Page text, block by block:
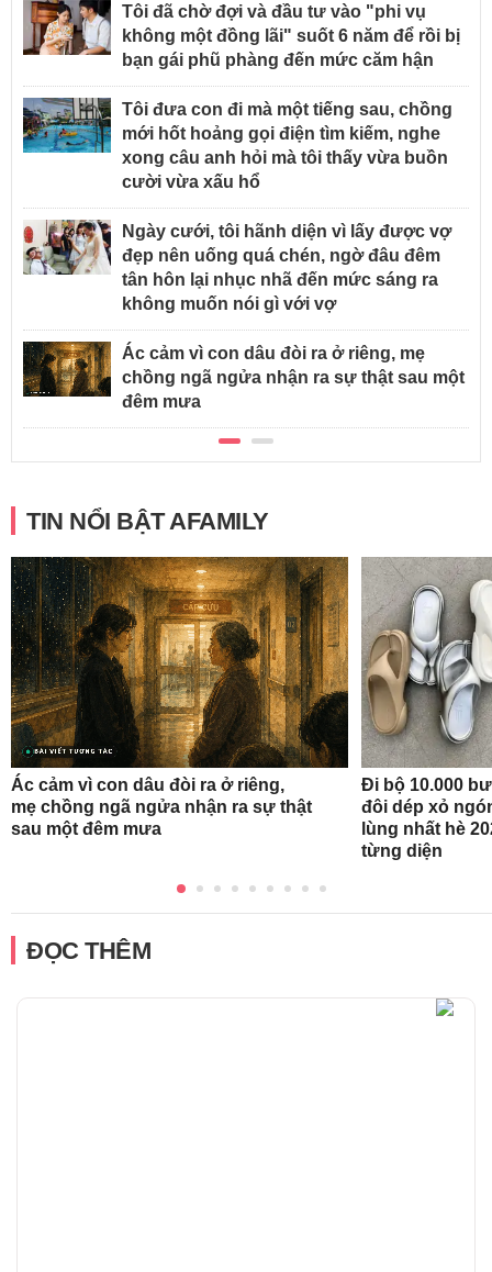
Tôi đã chờ đợi và đầu tư vào "phi vụ
không một đồng lãi" suốt 6 năm để rồi bị
bạn gái phũ phàng đến mức căm hận
Tôi đưa con đi mà một tiếng sau, chồng
mới hốt hoảng gọi điện tìm kiếm, nghe
xong câu anh hỏi mà tôi thấy vừa buồn
cười vừa xấu hổ
Ngày cưới, tôi hãnh diện vì lấy được vợ
đẹp nên uống quá chén, ngờ đâu đêm
tân hôn lại nhục nhã đến mức sáng ra
không muốn nói gì với vợ
Ác cảm vì con dâu đòi ra ở riêng, mẹ
chồng ngã ngửa nhận ra sự thật sau một
đêm mưa
TIN NỔI BẬT AFAMILY
Ác cảm vì con dâu đòi ra ở riêng,
mẹ chồng ngã ngửa nhận ra sự thật
sau một đêm mưa
Đi bộ 10.000
đôi dép xỏ
lùng nhất hè
từng diện
ĐỌC THÊM